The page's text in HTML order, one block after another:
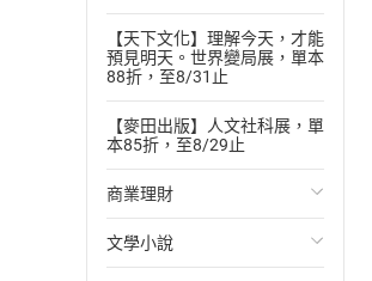
【天下文化】理解今天，才能
預見明天。世界變局展，單本
88折，至8/31止
【麥田出版】人文社科展，單
本85折，至8/29止
商業理財
投資理財
文學小說